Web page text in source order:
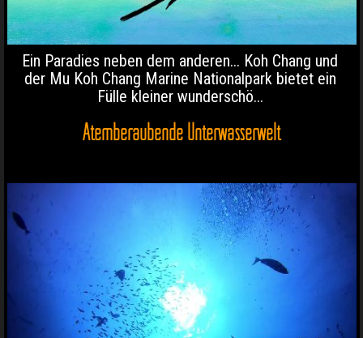
Ein Paradies neben dem anderen... Koh Chang und
der Mu Koh Chang Marine Nationalpark bietet ein
Fülle kleiner wunderschö...
Atemberaubende Unterwasserwelt